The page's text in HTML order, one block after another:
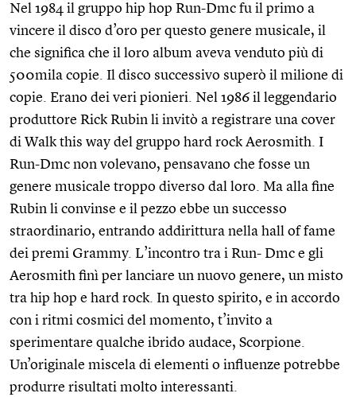
Nel 1984 il gruppo hip hop Run-Dmc fu il primo a
vincere il disco d’oro per questo genere musicale, il
che significa che il loro album aveva venduto più di
500mila copie. Il disco successivo superò il milione di
copie. Erano dei veri pionieri. Nel 1986 il leggendario
produttore Rick Rubin li invitò a registrare una cover
di Walk this way del gruppo hard rock Aerosmith. I
Run-Dmc non volevano, pensavano che fosse un
genere musicale troppo diverso dal loro. Ma alla fine
Rubin li convinse e il pezzo ebbe un successo
straordinario, entrando addirittura nella hall of fame
dei premi Grammy. L’incontro tra i Run- Dmc e gli
Aerosmith finì per lanciare un nuovo genere, un misto
tra hip hop e hard rock. In questo spirito, e in accordo
con i ritmi cosmici del momento, t’invito a
sperimentare qualche ibrido audace, Scorpione.
Un’originale miscela di elementi o influenze potrebbe
produrre risultati molto interessanti.